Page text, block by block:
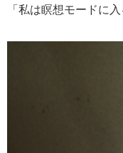
「私は瞑想モードに